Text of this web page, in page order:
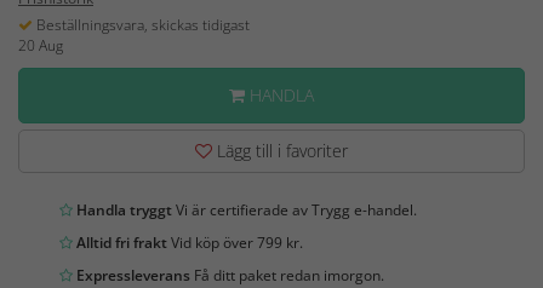
Beställningsvara, skickas tidigast
20 Aug
HANDLA
Lägg till i favoriter
Handla tryggtVi är certifierade av Trygg e-handel.
Alltid fri fraktVid köp över 799 kr.
Expressleverans Få ditt paket redan imorgon.